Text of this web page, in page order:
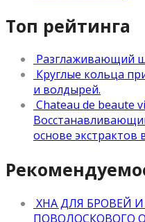
Топ рейтинга
Разглаживающий
Круглые кольца
и волдырей.
Chateau de beaute
основе экстрактов
ХНА ДЛЯ БРОВЕЙ
ПОВОЛОСКОВОГО